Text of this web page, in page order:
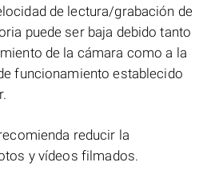
de lectura/grabación de
puede ser baja debido tanto
de la cámara como a la
funcionamiento establecido
reducir la
y vídeos filmados.